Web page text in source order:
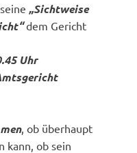
„Sichtweise
dem Gericht
Uhr
, ob überhaupt
kann, ob sein